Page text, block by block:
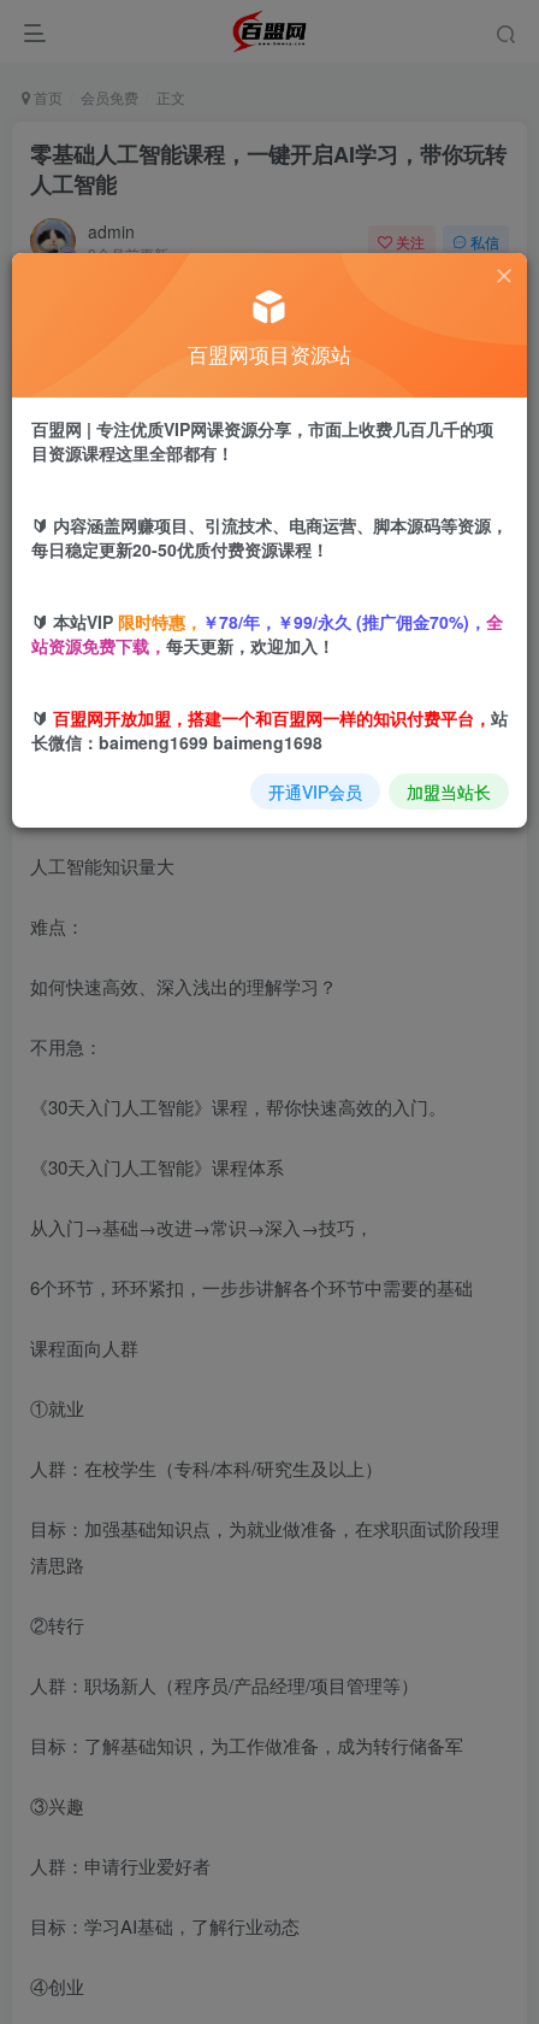
首页 会员免费 正文
零基础人工智能课程，一键开启AI学习，带你玩转
人工智能
admin
9个月前更新
关注 私信
零基础人工智能课程，一键开启AI学习，带你玩转人工智能
盟币 9.9
立即购买
零基础人工智能课程，一键开启AI学习，带你玩转人工智能
人工智能知识量大
难点：
如何快速高效、深入浅出的理解学习？
不用急：
《30天入门人工智能》课程，帮你快速高效的入门。
《30天入门人工智能》课程体系
从入门→基础→改进→常识→深入→技巧，
6个环节，环环紧扣，一步步讲解各个环节中需要的基础
课程面向人群
①就业
人群：在校学生（专科/本科/研究生及以上）
目标：加强基础知识点，为就业做准备，在求职面试阶段理
清思路
②转行
人群：职场新人（程序员/产品经理/项目管理等）
目标：了解基础知识，为工作做准备，成为转行储备军
③兴趣
人群：申请行业爱好者
目标：学习AI基础，了解行业动态
④创业
百盟网项目资源站
百盟网 | 专注优质VIP网课资源分享，市面上收费几百几千的项
目资源课程这里全部都有！
🔰 内容涵盖网赚项目、引流技术、电商运营、脚本源码等资源，
每日稳定更新20-50优质付费资源课程！
🔰 本站VIP 限时特惠， ￥78/年，￥99/永久 (推广佣金70%)， 全
站资源免费下载， 每天更新，欢迎加入！
🔰 百盟网开放加盟，搭建一个和百盟网一样的知识付费平台， 站
长微信：baimeng1699 baimeng1698
开通VIP会员 加盟当站长